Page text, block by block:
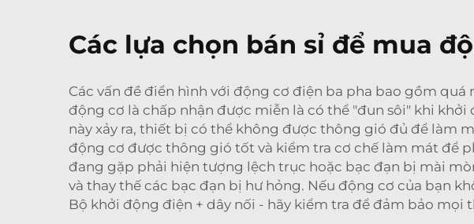
Các lựa chọn bán sỉ để mua
Các vấn đề điển hình với động cơ điện ba pha bao gồm
động cơ là chấp nhận được miễn là có thể "đun sôi" khi
này xảy ra, thiết bị có thể không được thông gió đủ để làm
động cơ được thông gió tốt và kiểm tra cơ chế làm mát để
đang gặp phải hiện tượng lệch trục hoặc bạc đạn bị mài
và thay thế các bạc đạn bị hư hỏng. Nếu động cơ của bạn
Bộ khởi động điện + dây nối - hãy kiểm tra để đảm bảo mọi